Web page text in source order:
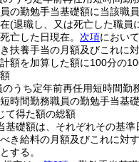
の勤勉手当基礎額に当該職
(退職し、又は死亡した職員
亡した日現在。 次項におい
扶養手当の月額及びこれに
額を加算した額に100分の
のうち定年前再任用短時間
時間勤務職員の勤勉手当基
て得た額の総額
基礎額は、それぞれその基準
き給料の月額及びこれに対
する。